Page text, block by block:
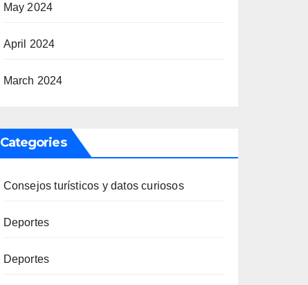
May 2024
April 2024
March 2024
Categories
Consejos turísticos y datos curiosos
Deportes
Deportes